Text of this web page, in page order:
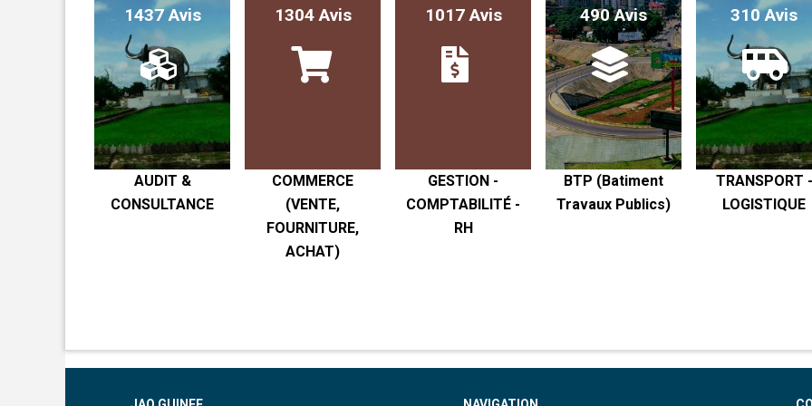
1437 Avis
AUDIT &
CONSULTANCE
1304 Avis
COMMERCE
(VENTE,
FOURNITURE,
ACHAT)
1017 Avis
GESTION -
COMPTABILITÉ -
RH
490 Avis
BTP (Batiment
Travaux Publics)
310 Avis
TRANSPORT -
LOGISTIQUE